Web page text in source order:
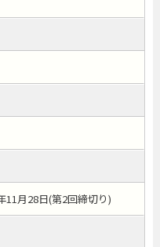
11月28日(第2回締切り)